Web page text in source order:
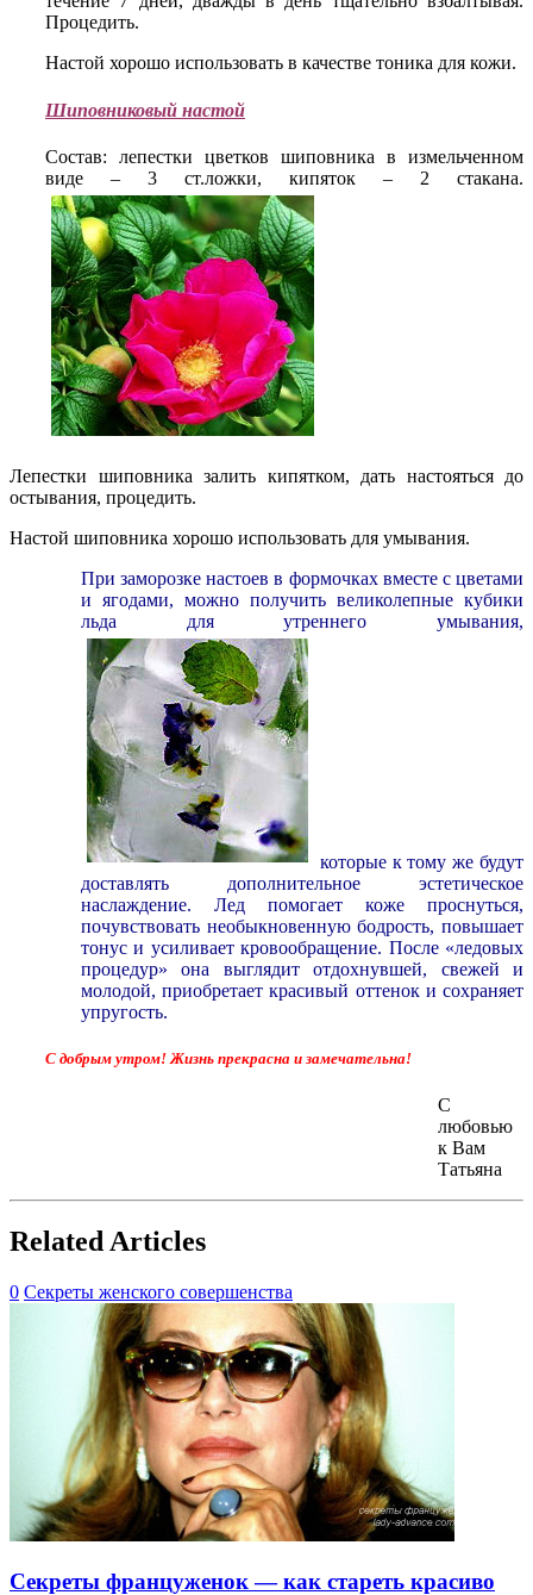
Процедить.
Настой хорошо использовать в качестве тоника для кожи.
Шиповниковый настой
Состав: лепестки цветков шиповника в измельченном
виде – 3 ст.ложки, кипяток – 2 стакана.
Лепестки шиповника залить кипятком, дать настояться до
остывания, процедить.
Настой шиповника хорошо использовать для умывания.
При заморозке настоев в формочках вместе с цветами
и ягодами, можно получить великолепные кубики
льда для утреннего умывания,
которые к тому же будут
доставлять дополнительное эстетическое
наслаждение. Лед помогает коже проснуться,
почувствовать необыкновенную бодрость, повышает
тонус и усиливает кровообращение. После «ледовых
процедур» она выглядит отдохнувшей, свежей и
молодой, приобретает красивый оттенок и сохраняет
упругость.
С добрым утром! Жизнь прекрасна и замечательна!
С
любовью
к Вам
Татьяна
Related Articles
0 Секреты женского совершенства
Секреты француженок — как стареть красиво